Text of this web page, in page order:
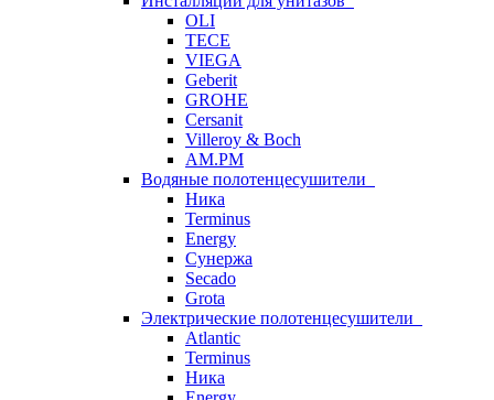
OLI
TECE
VIEGA
Geberit
GROHE
Cersanit
Villeroy & Boch
AM.PM
Водяные полотенцесушители
Ника
Terminus
Energy
Сунержа
Secado
Grota
Электрические полотенцесушители
Atlantic
Terminus
Ника